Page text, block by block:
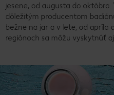
jesene, od augusta do
dôležitým producentom
bežne na jar a v lete, od apríla
regiónoch sa môžu vyskytnúť